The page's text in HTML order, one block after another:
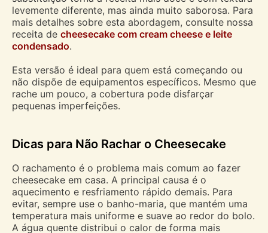
levemente diferente, mas ainda muito saborosa. Para
mais detalhes sobre esta abordagem, consulte nossa
receita de cheesecake com cream cheese e leite
condensado.
Esta versão é ideal para quem está começando ou
não dispõe de equipamentos específicos. Mesmo que
rache um pouco, a cobertura pode disfarçar
pequenas imperfeições.
Dicas para Não Rachar o Cheesecake
O rachamento é o problema mais comum ao fazer
cheesecake em casa. A principal causa é o
aquecimento e resfriamento rápido demais. Para
evitar, sempre use o banho-maria, que mantém uma
temperatura mais uniforme e suave ao redor do bolo.
A água quente distribui o calor de forma mais